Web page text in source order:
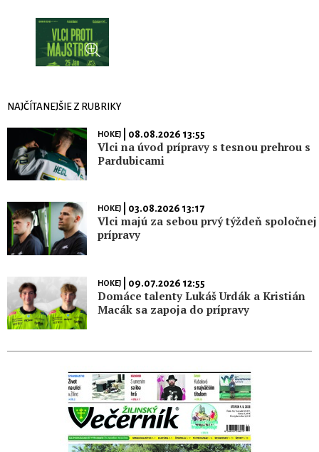
NAJČÍTANEJŠIE Z RUBRIKY
HOKEJ| 08.08.2026 13:55
Vlci na úvod prípravy s tesnou prehrou s
Pardubicami
HOKEJ| 03.08.2026 13:17
Vlci majú za sebou prvý týždeň spoločnej
prípravy
HOKEJ| 09.07.2026 12:55
Domáce talenty Lukáš Urdák a Kristián
Macák sa zapoja do prípravy